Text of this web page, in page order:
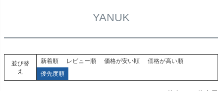
YANUK
並び替
え
新着順 レビュー順 価格が安い順
価格が高い順
優先度順